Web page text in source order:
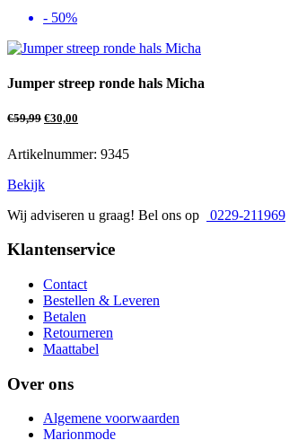
- 50%
Jumper streep ronde hals Micha
€59,99 €30,00
Artikelnummer: 9345
Bekijk
Wij adviseren u graag! Bel ons op
0229-211969
Klantenservice
Contact
Bestellen & Leveren
Betalen
Retourneren
Maattabel
Over ons
Algemene voorwaarden
Marionmode